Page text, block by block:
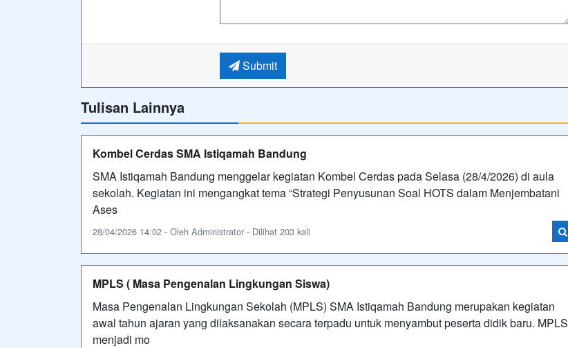
Submit
Tulisan Lainnya
Kombel Cerdas SMA Istiqamah Bandung
SMA Istiqamah Bandung menggelar kegiatan Kombel Cerdas pada Selasa (28/4/2026) di aula
sekolah. Kegiatan ini mengangkat tema “Strategi Penyusunan Soal HOTS dalam Menjembatani
Ases
28/04/2026 14:02 - Oleh Administrator - Dilihat 203 kali
MPLS ( Masa Pengenalan Lingkungan Siswa)
Masa Pengenalan Lingkungan Sekolah (MPLS) SMA Istiqamah Bandung merupakan kegiatan
awal tahun ajaran yang dilaksanakan secara terpadu untuk menyambut peserta didik baru. MPLS
menjadi mo